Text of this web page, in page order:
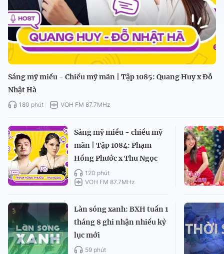
Sáng mỹ miều - Chiều mỹ mãn | Tập 1085: Quang Huy x Đỗ
Nhật Hà
180 phút VOH FM 87.7MHz
Sáng mỹ miều - chiều mỹ
mãn | Tập 1084: Phạm
Hồng Phước x Thu Ngọc
120 phút
VOH FM 87.7MHz
Làn sóng xanh: BXH tuần 1
tháng 8 ghi nhận nhiều kỷ
lục mới
59 phút